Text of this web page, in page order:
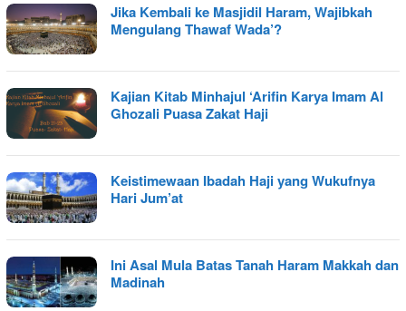
Jika Kembali ke Masjidil Haram, Wajibkah
Mengulang Thawaf Wada’?
Kajian Kitab Minhajul ‘Arifin Karya Imam Al
Ghozali Puasa Zakat Haji
Keistimewaan Ibadah Haji yang Wukufnya
Hari Jum’at
Ini Asal Mula Batas Tanah Haram Makkah dan
Madinah